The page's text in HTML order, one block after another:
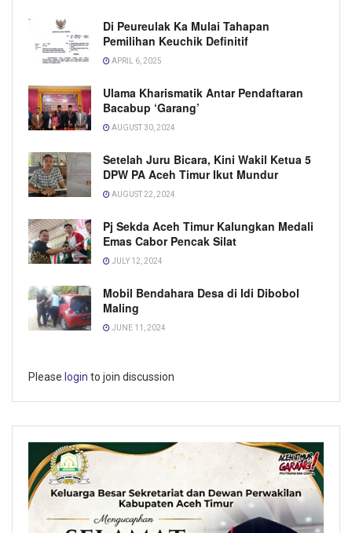
Di Peureulak Ka Mulai Tahapan
Pemilihan Keuchik Definitif
APRIL 6, 2025
Ulama Kharismatik Antar Pendaftaran
Bacabup ‘Garang’
AUGUST 30, 2024
Setelah Juru Bicara, Kini Wakil Ketua 5
DPW PA Aceh Timur Ikut Mundur
AUGUST 22, 2024
Pj Sekda Aceh Timur Kalungkan Medali
Emas Cabor Pencak Silat
JULY 12, 2024
Mobil Bendahara Desa di Idi Dibobol
Maling
JUNE 11, 2024
Please login to join discussion